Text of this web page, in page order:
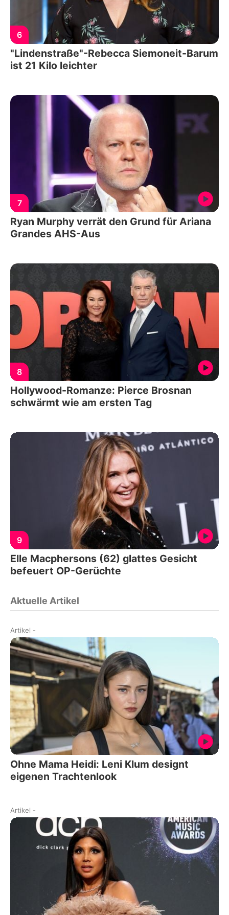
6
"Lindenstraße"-Rebecca Siemoneit-Barum
ist 21 Kilo leichter
7
Ryan Murphy verrät den Grund für Ariana
Grandes AHS-Aus
8
Hollywood-Romanze: Pierce Brosnan
schwärmt wie am ersten Tag
9
Elle Macphersons (62) glattes Gesicht
befeuert OP-Gerüchte
Aktuelle Artikel
Artikel -
Ohne Mama Heidi: Leni Klum designt
eigenen Trachtenlook
Artikel -